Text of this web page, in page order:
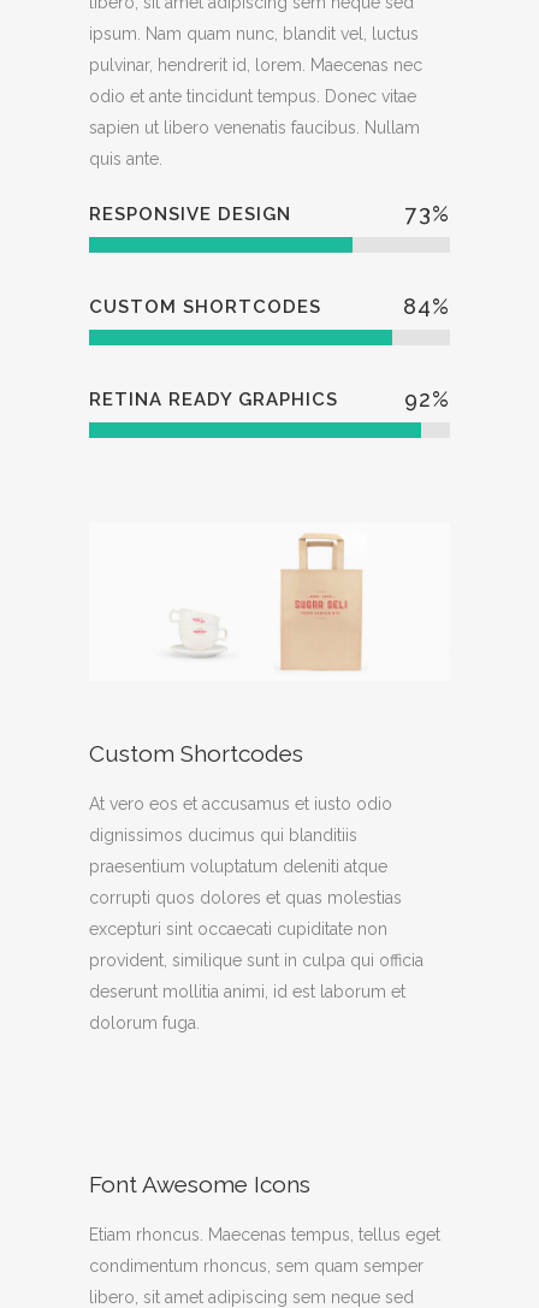
ipsum. Nam quam nunc, blandit vel, luctus
pulvinar, hendrerit id, lorem. Maecenas nec
odio et ante tincidunt tempus. Donec vitae
sapien ut libero venenatis faucibus. Nullam
quis ante.
RESPONSIVE DESIGN 73%
CUSTOM SHORTCODES 84%
RETINA READY GRAPHICS 92%
Custom Shortcodes
At vero eos et accusamus et iusto odio
dignissimos ducimus qui blanditiis
praesentium voluptatum deleniti atque
corrupti quos dolores et quas molestias
excepturi sint occaecati cupiditate non
provident, similique sunt in culpa qui officia
deserunt mollitia animi, id est laborum et
dolorum fuga.
Font Awesome Icons
Etiam rhoncus. Maecenas tempus, tellus eget
condimentum rhoncus, sem quam semper
libero, sit amet adipiscing sem neque sed